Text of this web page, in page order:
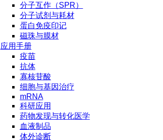
分子互作（SPR）
分子试剂与耗材
蛋白免疫印记
磁珠与膜材
应用手册
疫苗
抗体
寡核苷酸
细胞与基因治疗
mRNA
科研应用
药物发现与转化医学
血液制品
体外诊断